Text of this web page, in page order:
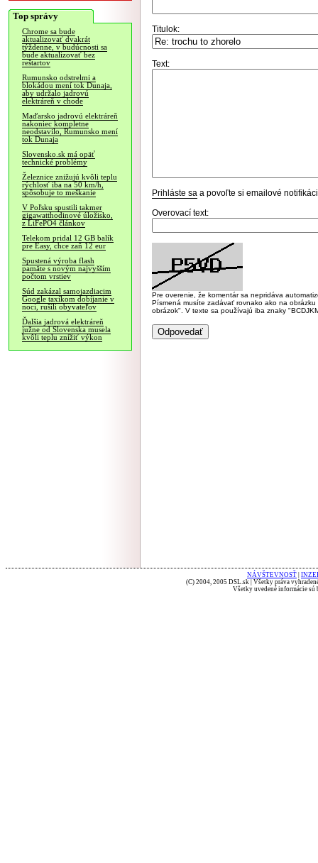
Top správy
Chrome sa bude
aktualizovať dvakrát
týždenne, v budúcnosti sa
bude aktualizovať bez
reštartov
Rumunsko odstrelmi a
blokádou mení tok Dunaja,
aby udržalo jadrovú
elektráreň v chode
Maďarsko jadrovú elektráreň
nakoniec kompletne
neodstavilo, Rumunsko mení
tok Dunaja
Slovensko.sk má opäť
technické problémy
Železnice znižujú kvôli teplu
rýchlosť iba na 50 km/h,
spôsobuje to meškanie
V Poľsku spustili takmer
gigawatthodinové úložisko,
z LiFePO4 článkov
Telekom pridal 12 GB balík
pre Easy, chce zaň 12 eur
Spustená výroba flash
pamäte s novým najvyšším
počtom vrstiev
Súd zakázal samojazdiacim
Google taxíkom dobíjanie v
noci, rušili obyvateľov
Ďalšia jadrová elektráreň
južne od Slovenska musela
kvôli teplu znížiť výkon
Titulok:
Text:
Prihláste sa a povoľte si emailové
Overovací text:
Pre overenie, že komentár sa nepridáva
Písmená musíte zadávať rovnako ako na
obrázok". V texte sa používajú iba znaky
NÁVŠTEVNOSŤ
(C) 2004, 2005 DSL.sk | Všetky práva
Všetky uvedené informácie sú